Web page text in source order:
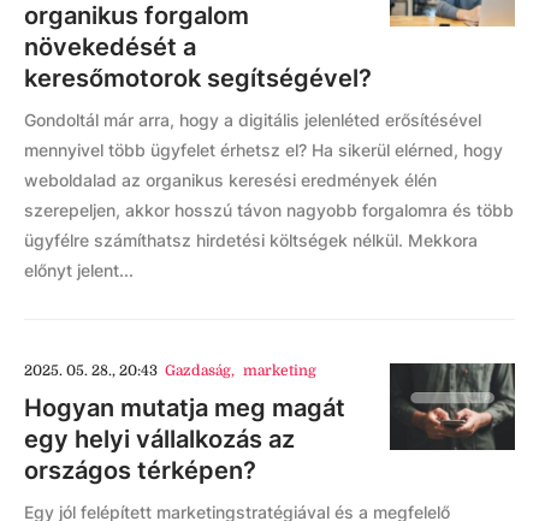
organikus forgalom
növekedését a
keresőmotorok segítségével?
Gondoltál már arra, hogy a digitális jelenléted erősítésével
mennyivel több ügyfelet érhetsz el? Ha sikerül elérned, hogy
weboldalad az organikus keresési eredmények élén
szerepeljen, akkor hosszú távon nagyobb forgalomra és több
ügyfélre számíthatsz hirdetési költségek nélkül. Mekkora
előnyt jelent...
2025. 05. 28., 20:43 Gazdaság, marketing
Hogyan mutatja meg magát
egy helyi vállalkozás az
országos térképen?
Egy jól felépített marketingstratégiával és a megfelelő